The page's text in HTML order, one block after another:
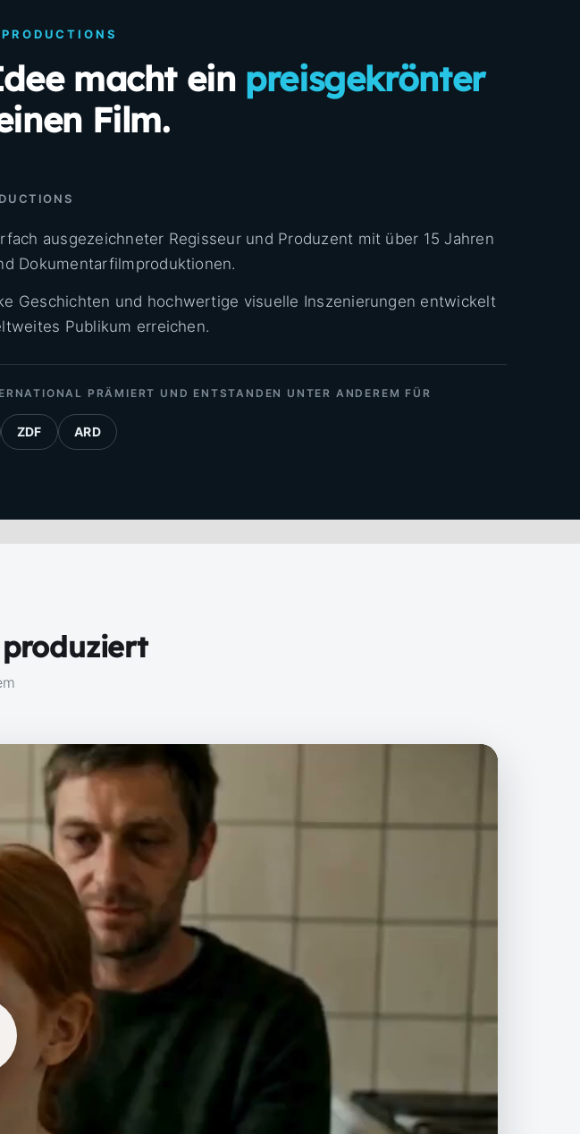
macht ein preisgekrönter
Film.
ausgezeichneter Regisseur und Produzent mit über 15 Jahren
Dokumentarfilmproduktionen.
Geschichten und hochwertige visuelle Inszenierungen entwickelt
Publikum erreichen.
PRÄMIERT UND ENTSTANDEN UNTER ANDEREM FÜR
ZDF ARD